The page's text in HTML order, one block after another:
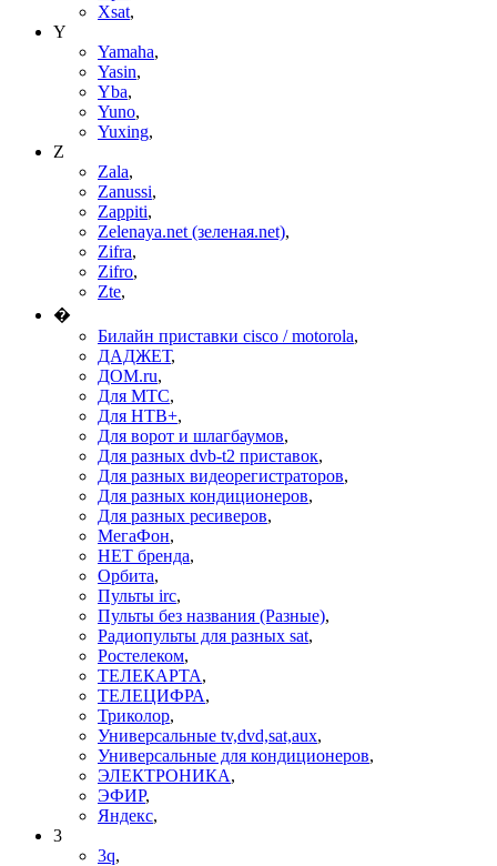
Xsat,
Y
Yamaha,
Yasin,
Yba,
Yuno,
Yuxing,
Z
Zala,
Zanussi,
Zappiti,
Zelenaya.net (зеленая.net),
Zifra,
Zifro,
Zte,
�
Билайн приставки cisco / motorola,
ДАДЖЕТ,
ДОМ.ru,
Для МТС,
Для НТВ+,
Для ворот и шлагбаумов,
Для разных dvb-t2 приставок,
Для разных видеорегистраторов,
Для разных кондиционеров,
Для разных ресиверов,
МегаФон,
НЕТ бренда,
Орбита,
Пульты irc,
Пульты без названия (Разные),
Радиопульты для разных sat,
Ростелеком,
ТЕЛЕКАРТА,
ТЕЛЕЦИФРА,
Триколор,
Универсальные tv,dvd,sat,aux,
Универсальные для кондиционеров,
ЭЛЕКТРОНИКА,
ЭФИР,
Яндекс,
3
3q,